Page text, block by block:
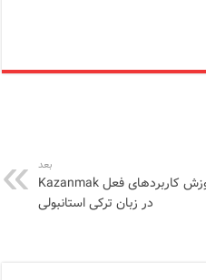
بعد
آموزش کاربردهای فعل Kazanmak
در زبان ترکی استانبولی